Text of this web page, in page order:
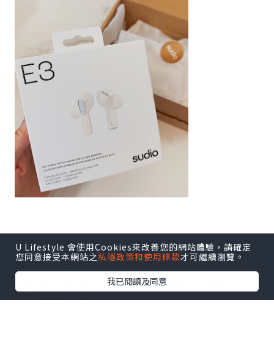
機身輕巧細細~
放入小廢包都絕對冇問題!
呢款最新型號不單配以更高層次的音質~
最正係有混合式主動降噪功能,
U Lifestyle 會使用Cookies來改善您的網站體驗，請確定
您同意接受本網站之私隱政策和使用條款才可繼續瀏覽。
我已閱讀及同意